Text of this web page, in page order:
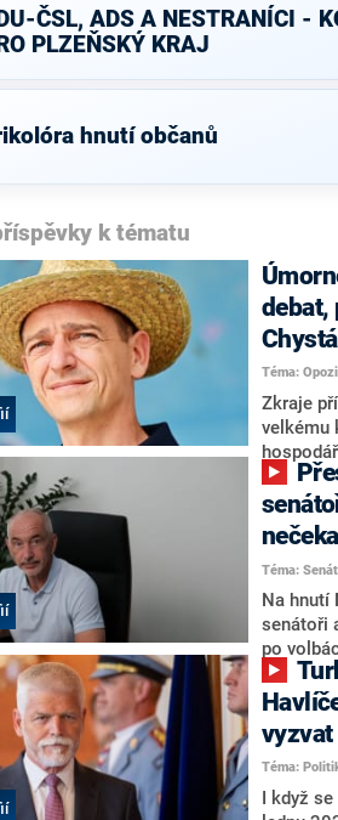
ČSL, ADS A NESTRANÍCI -
PLZEŇSKÝ KRAJ
hnutí občanů
k tématu
debat,
Téma:
Zkraje
velkému
stárnutí
nový
aktivitu
úmorná
námi
svoje
NEWS.
Téma: Senát
Na hnutí
senátoři
po
NEWS
Martin
součástí
redakce
Zdeněk
vyzvat
Téma:
I když